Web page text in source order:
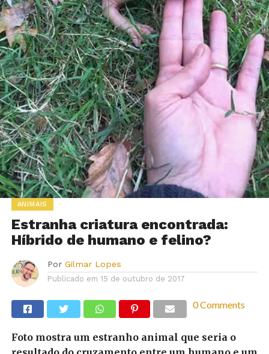
ANIMAIS
Estranha criatura encontrada:
Híbrido de humano e felino?
Por Gilmar Lopes
Publicado em 15 de outubro de 2017
0 Comments
Foto mostra um estranho animal que seria o